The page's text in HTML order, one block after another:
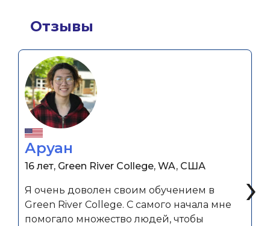
Отзывы
Аруан
16 лет, Green River College, WA, США
Я очень доволен своим обучением в
Green River College. С самого начала мне
помогало множество людей, чтобы
›